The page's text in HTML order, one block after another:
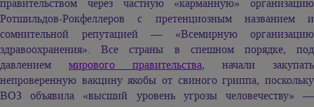
Ротшильдов-Рокфеллеров с претенциозным названием и
сомнительной репутацией — «Всемирную организацию
здравоохранения». Все страны в спешном порядке, под
давлением мирового правительства, начали закупать
непроверенную вакцину якобы от свиного гриппа, поскольку
ВОЗ объявила «высший уровень угрозы человечеству» —